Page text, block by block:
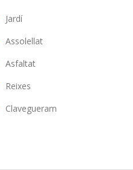
Jardí
Assolellat
Asfaltat
Reixes
Clavegueram